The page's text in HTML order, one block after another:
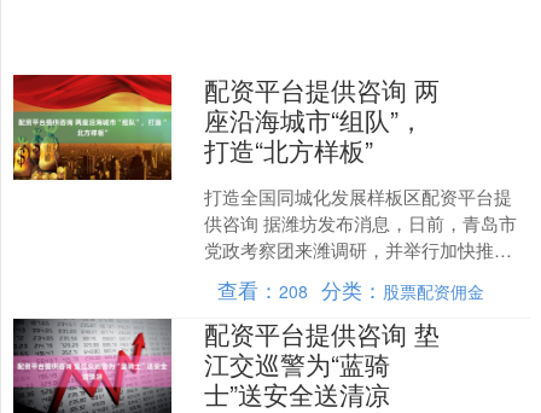
配资平台提供咨询 两
座沿海城市“组队”，
打造“北方样板”
打造全国同城化发展样板区配资平台提
供咨询 据潍坊发布消息，日前，青岛市
党政考察团来潍调研，并举行加快推进
青潍同城化发展合作座谈会，推动两地
密切联系、深化合作，为....
查看：208 分类： 股票配资佣金
配资平台提供咨询 垫
江交巡警为“蓝骑
士”送安全送清凉